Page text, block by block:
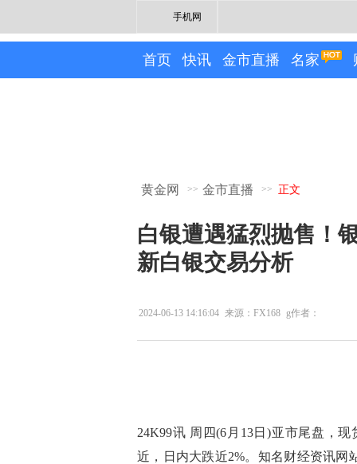
手机网
首页 快讯 金市直播 名家
黄金网 >> 金市直播 >> 正文
白银遭遇猛烈抛售！
新白银交易分析
2024-06-13 14:16:04 来源：FX168 g作者：
24K99讯 周四(6月13日)亚市尾盘，
近，日内大跌近2%。知名财经资讯网